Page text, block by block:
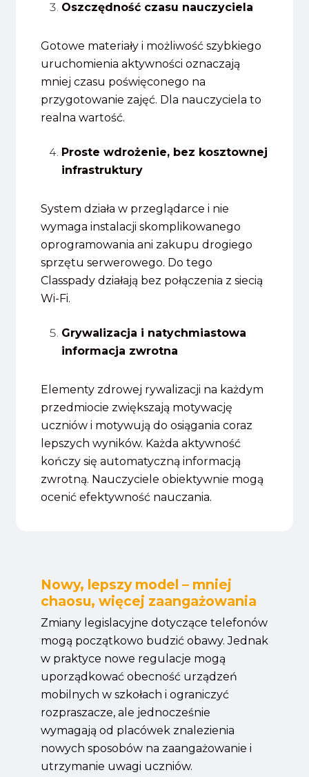
Oszczędność czasu nauczyciela
Gotowe materiały i możliwość szybkiego
uruchomienia aktywności oznaczają
mniej czasu poświęconego na
przygotowanie zajęć. Dla nauczyciela to
realna wartość.
Proste wdrożenie, bez kosztownej
infrastruktury
System działa w przeglądarce i nie
wymaga instalacji skomplikowanego
oprogramowania ani zakupu drogiego
sprzętu serwerowego. Do tego
Classpady działają bez połączenia z siecią
Wi-Fi.
Grywalizacja i natychmiastowa
informacja zwrotna
Elementy zdrowej rywalizacji na każdym
przedmiocie zwiększają motywację
uczniów i motywują do osiągania coraz
lepszych wyników. Każda aktywność
kończy się automatyczną informacją
zwrotną. Nauczyciele obiektywnie mogą
ocenić efektywność nauczania.
Nowy, lepszy model – mniej
chaosu, więcej zaangażowania
Zmiany legislacyjne dotyczące telefonów
mogą początkowo budzić obawy. Jednak
w praktyce nowe regulacje mogą
uporządkować obecność urządzeń
mobilnych w szkołach i ograniczyć
rozpraszacze, ale jednocześnie
wymagają od placówek znalezienia
nowych sposobów na zaangażowanie i
utrzymanie uwagi uczniów.